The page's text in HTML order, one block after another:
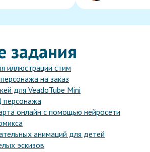
задания
иллюстрации стим
на заказ
для VeadoTube Mini
онлайн с помощью нейросети
анимаций для детей
эскизов